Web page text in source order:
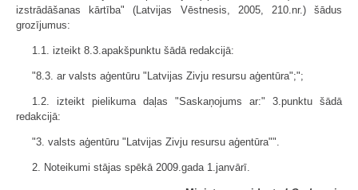
izstrādāšanas kārtība" (Latvijas Vēstnesis, 2005, 210.nr.) šādus
grozījumus:
1.1. izteikt 8.3.apakšpunktu šādā redakcijā:
"8.3. ar valsts aģentūru "Latvijas Zivju resursu aģentūra";";
1.2. izteikt pielikuma daļas "Saskaņojums ar:" 3.punktu šādā
redakcijā:
"3. valsts aģentūru "Latvijas Zivju resursu aģentūra"".
2. Noteikumi stājas spēkā 2009.gada 1.janvārī.